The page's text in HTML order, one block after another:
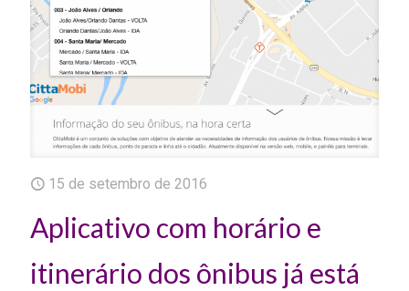
15 de setembro de 2016
Aplicativo com horário e
itinerário dos ônibus já está